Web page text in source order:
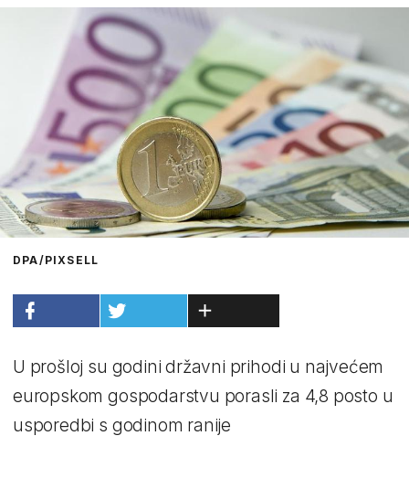
DPA/PIXSELL
U prošloj su godini državni prihodi u najvećem
europskom gospodarstvu porasli za 4,8 posto u
usporedbi s godinom ranije